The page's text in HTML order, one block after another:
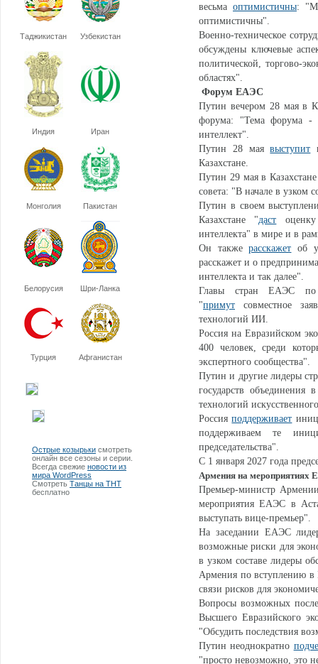
Таджикистан Узбекистан
Индия Иран
Монголия Пакистан
Белорусия Шри-Ланка
Турция Афганистан
Острые козырьки смотреть
онлайн все сезоны и серии.
Всегда свежие новости из
мира WordPress
Смотреть Танцы на ТНТ
бесплатно
весьма оптимистичны:
оптимистичны".
Военно-техническое
обсуждены ключевые
политической, торгово-
областях".
Форум ЕАЭС
Путин вечером 28 мая в
форума: "Тема форума -
интеллект".
Путин 28 маявыступит
Казахстане.
Путин 29 мая в
совета: "В начале в узком
Путин в своем
Казахстане "даст
интеллекта" в мире и в
Он такжерасскажет об
расскажет и о
интеллекта и так далее".
Главы стран ЕАЭС по
"примут совместное
технологий ИИ.
Россия на Евразийском
400 человек, среди
экспертного сообщества".
Путин и другие лидеры
государств объединения
технологий
Россияподдерживает
поддерживаем те
председательства".
С 1 января 2027 года
Армения на мероприятиях
Премьер-министр
мероприятия ЕАЭС в
выступать вице-премьер".
На заседании ЕАЭС
возможные риски для
в узком составе лидеры
Армения по вступлению в
связи рисков для
Вопросы возможных
Высшего Евразийского
"Обсудить последствия
Путин неоднократно
"просто невозможно, это